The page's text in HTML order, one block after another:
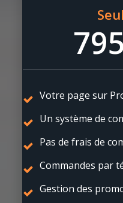
Votre page sur
Un système de
Pas de frais de
Commandes par
Gestion des